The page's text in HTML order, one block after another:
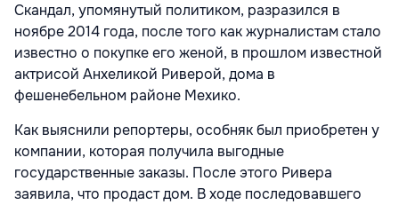
Скандал, упомянутый политиком, разразился в
ноябре 2014 года, после того как журналистам стало
известно о покупке его женой, в прошлом известной
актрисой Анхеликой Риверой, дома в
фешенебельном районе Мехико.
Как выяснили репортеры, особняк был приобретен у
компании, которая получила выгодные
государственные заказы. После этого Ривера
заявила, что продаст дом. В ходе последовавшего